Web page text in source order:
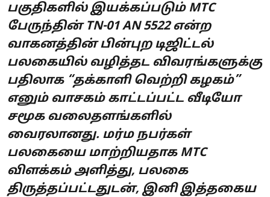
பகுதிகளில் இயக்கப்படும் MTC
பேருந்தின் TN-01 AN 5522 என்ற
வாகனத்தின் பின்புற டிஜிட்டல்
பலகையில் வழித்தட விவரங்களுக்கு
பதிலாக “தக்காளி வெற்றி கழகம்”
எனும் வாசகம் காட்டப்பட்ட வீடியோ
சமூக வலைதளங்களில்
வைரலானது. மர்ம நபர்கள்
பலகையை மாற்றியதாக MTC
விளக்கம் அளித்து, பலகை
திருத்தப்பட்டதுடன், இனி இத்தகைய